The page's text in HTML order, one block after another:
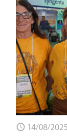
14/08/2025